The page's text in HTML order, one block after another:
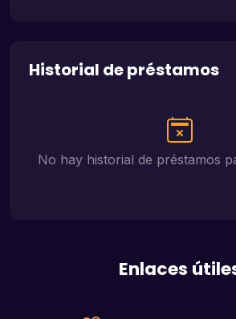
Historial de préstamos
No hay historial de préstamos
Enlaces